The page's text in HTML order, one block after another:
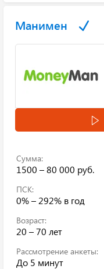
Манимен
Сумма:
1500 – 80 000 руб.
ПСК:
0% – 292% в год
Возраст:
20 – 70 лет
Рассмотрение анкеты:
До 5 минут